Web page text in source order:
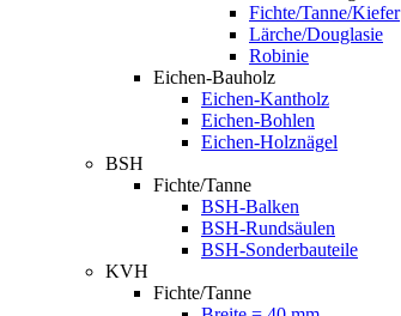
Fichte/Tanne/Kiefer
Lärche/Douglasie
Robinie
Eichen-Bauholz
Eichen-Kantholz
Eichen-Bohlen
Eichen-Holznägel
BSH
Fichte/Tanne
BSH-Balken
BSH-Rundsäulen
BSH-Sonderbauteile
KVH
Fichte/Tanne